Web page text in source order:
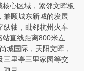
心区域，紧邻文晖板
兼顾城东新城的发展
纵轴，毗邻杭州火车
站直线距离800米左
城国际，天阳文晖，
三里亭三里家园等交